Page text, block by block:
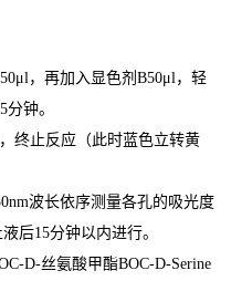
，再加入显色剂 B50μl ，轻
分钟。
，终止反应（此时蓝色立转黄
波长依序测量各孔的吸光度
液后15分钟以内进行。
D-丝氨酸甲酯BOC-D-Serine